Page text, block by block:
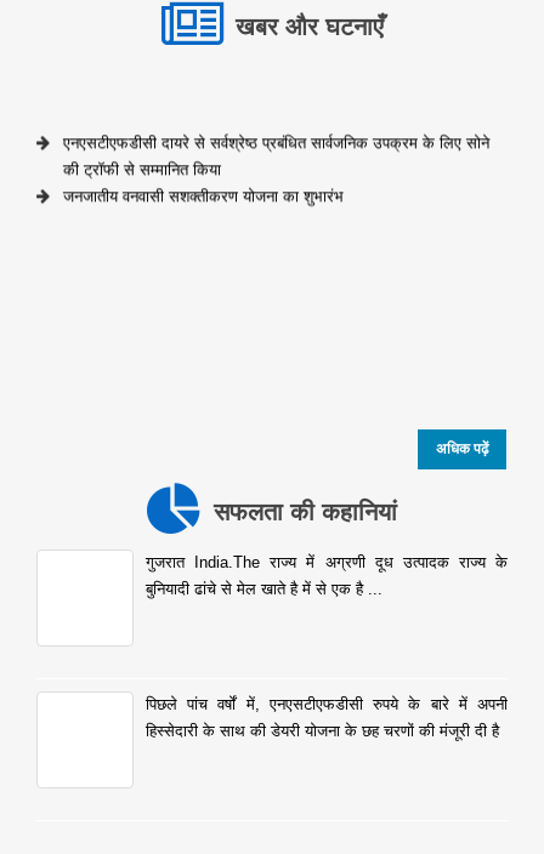
खबर और घटनाएँ
एनएसटीएफडीसी दायरे से सर्वश्रेष्ठ प्रबंधित सार्वजनिक उपक्रम के लिए सोने
की ट्रॉफी से सम्मानित किया
जनजातीय वनवासी सशक्तीकरण योजना का शुभारंभ
अधिक पढ़ें
सफलता की कहानियां
गुजरात India.The राज्य में अग्रणी दूध उत्पादक राज्य के
बुनियादी ढांचे से मेल खाते है में से एक है ...
पिछले पांच वर्षों में, एनएसटीएफडीसी रुपये के बारे में अपनी
हिस्सेदारी के साथ की डेयरी योजना के छह चरणों की मंजूरी दी है